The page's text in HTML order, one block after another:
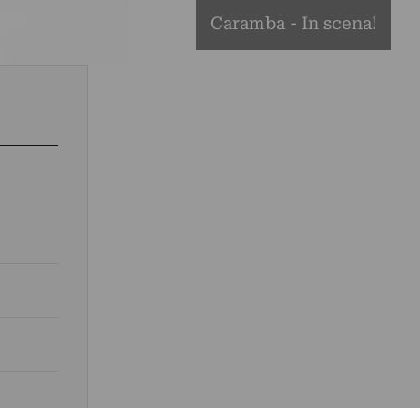
Caramba - In scena!